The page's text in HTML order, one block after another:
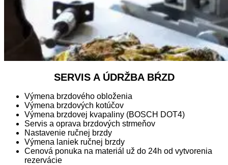
SERVIS A ÚDRŽBA BŔZD
Výmena brzdového obloženia
Výmena brzdových kotúčov
Výmena brzdovej kvapaliny (BOSCH DOT4)
Servis a oprava brzdových strmeňov
Nastavenie ručnej brzdy
Výmena laniek ručnej brzdy
Cenová ponuka na materiál už do 24h od vytvorenia
rezervácie